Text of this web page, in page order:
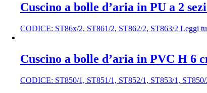
Cuscino a bolle d’aria in PU a 2
CODICE: ST86x/2, ST861/2, ST862/2, ST863/2 Leggi
Cuscino a bolle d’aria in PVC H 6
CODICE: ST850/1, ST851/1, ST852/1, ST853/1,